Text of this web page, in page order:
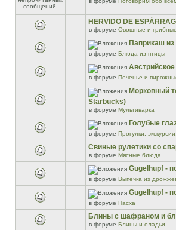
HERVIDO DE
в форуме Овощные и
Паприкаш
в форуме Блюда из птицы
в форуме Печенье и
Морковный
Starbucks)
в форуме Мультиварка
Голубые
в форуме Прогулки,
Свиные рулетики со
в форуме Мясные блюда
Gugelhupf -
в форуме Выпечка из
Gugelhupf -
в форуме Пасха
Блины с шафраном и
в форуме Блины и оладьи